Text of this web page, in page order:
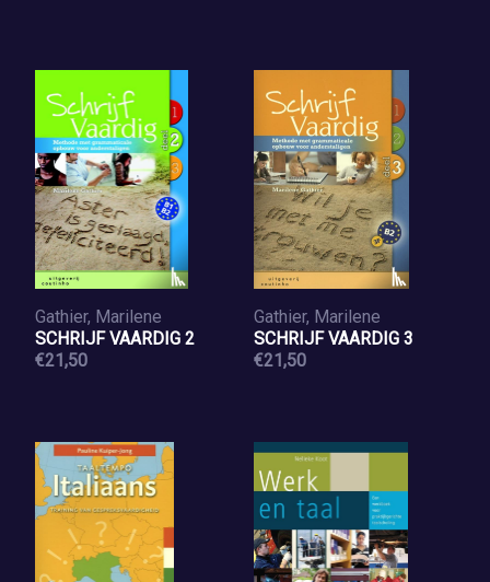
Gathier, Marilene
SCHRIJF VAARDIG 2
€21,50
Gathier, Marilene
SCHRIJF VAARDIG 3
€21,50